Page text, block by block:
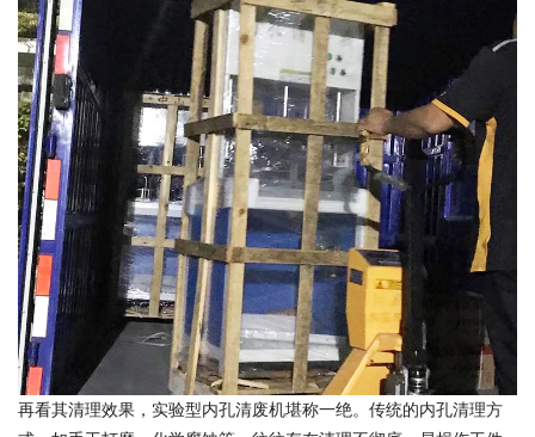
再看其清理效果，实验型内孔清废机堪称一绝。传统的内孔清理方